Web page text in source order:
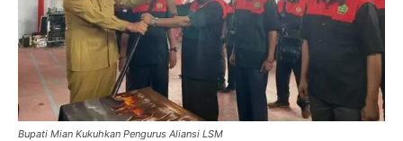
Bupati Mian Kukuhkan Pengurus Aliansi LSM